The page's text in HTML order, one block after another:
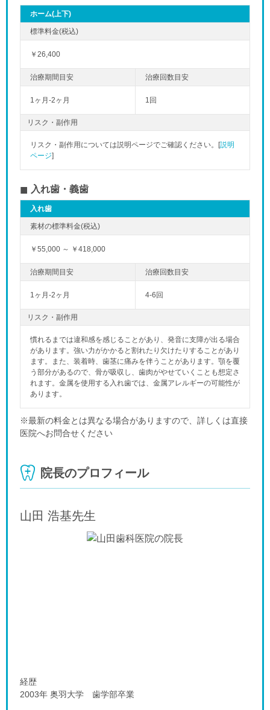
ホーム(上下)
￥26,400
1ヶ月-2ヶ月 1回
リスク・副作用
リスク・副作用については説明ページでご確認ください。[説明
ページ]
入れ歯・義歯
入れ歯
￥55,000 ～ ￥418,000
1ヶ月-2ヶ月 4-6回
リスク・副作用
慣れるまでは違和感を感じることがあり、発音に支障が出る場合
があります。強い力がかかると割れたり欠けたりすることがあり
ます。また、装着時、歯茎に痛みを伴うことがあります。顎を覆
う部分があるので、骨が吸収し、歯肉がやせていくことも想定さ
れます。金属を使用する入れ歯では、金属アレルギーの可能性が
あります。
※最新の料金とは異なる場合がありますので、詳しくは直接
医院へお問合せください
院長のプロフィール
山田 浩基先生
経歴
2003年 奥羽大学 歯学部卒業